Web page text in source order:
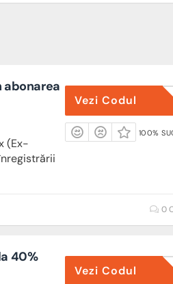
abonarea
(Ex-
Vezi Codul
100%
0
40%
ESAR
Vezi Codul